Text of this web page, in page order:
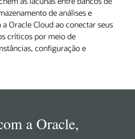
de análises e
a Oracle Cloud ao conectar seus
críticos por meio de
configuração e
a Oracle,